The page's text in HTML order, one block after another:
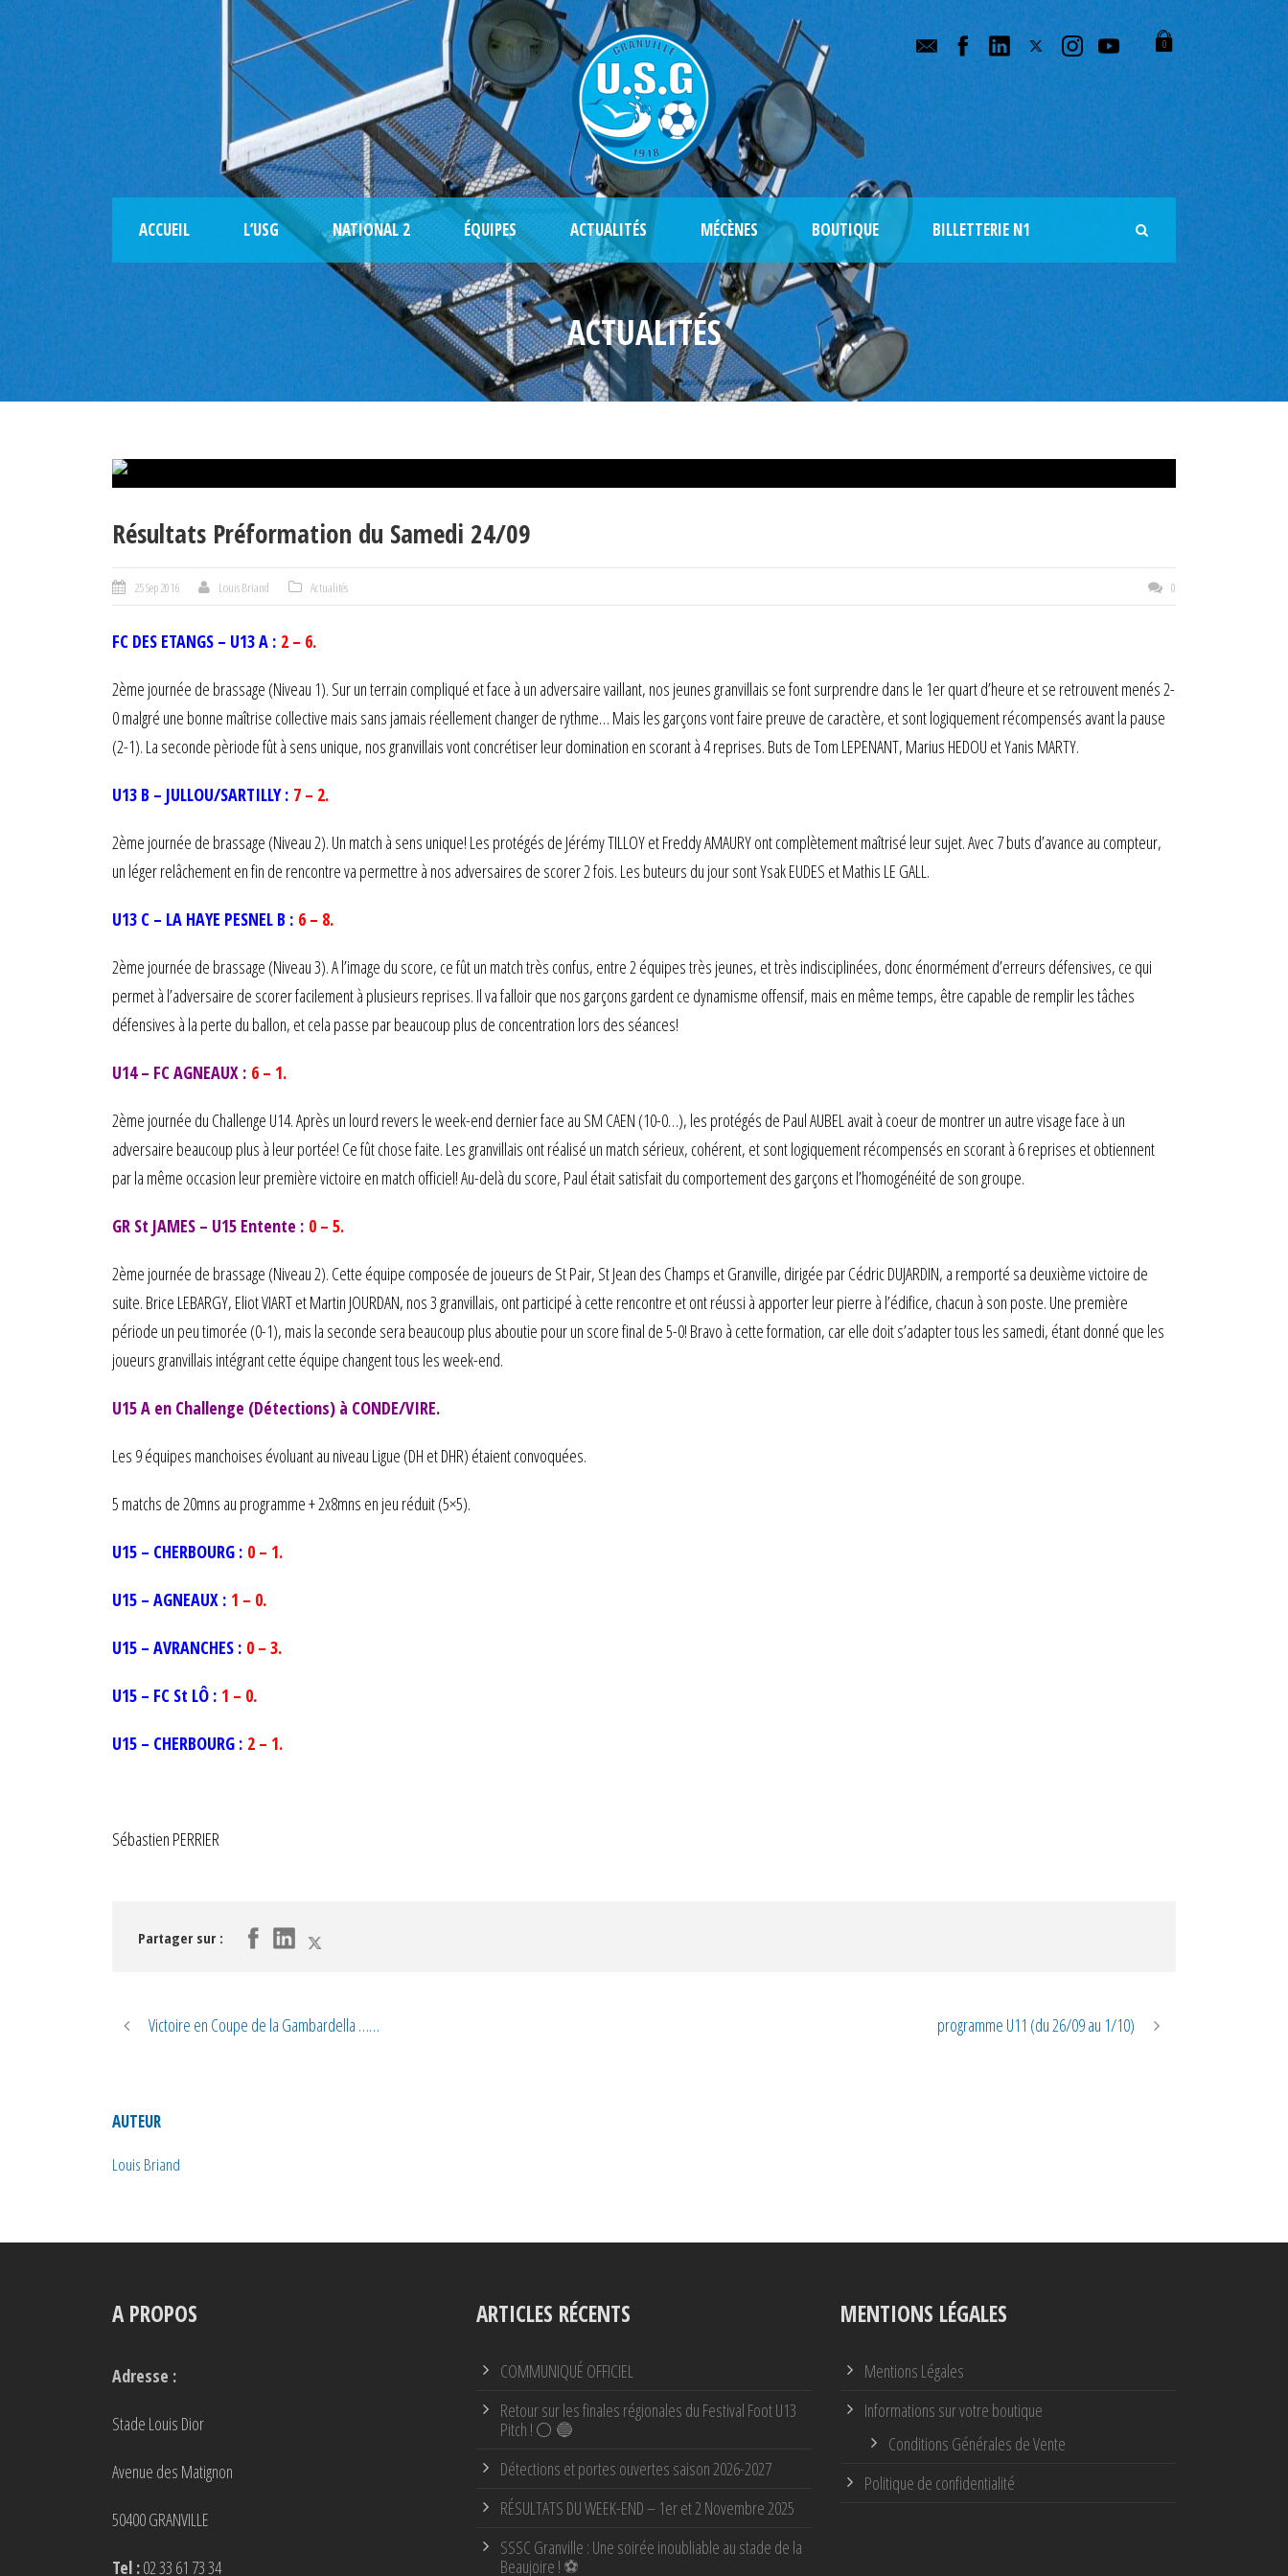
0
ACCUEIL L’USG NATIONAL 2 ÉQUIPES ACTUALITÉS MÉCÈNES BOUTIQUE BILLETTERIE N1
ACTUALITÉS
Résultats Préformation du Samedi 24/09
25 Sep 2016 Louis Briand Actualités 0
FC DES ETANGS – U13 A : 2 – 6.
2ème journée de brassage (Niveau 1). Sur un terrain compliqué et face à un adversaire vaillant, nos jeunes granvillais se font surprendre dans le 1er quart d’heure et se retrouvent menés 2-
0 malgré une bonne maîtrise collective mais sans jamais réellement changer de rythme… Mais les garçons vont faire preuve de caractère, et sont logiquement récompensés avant la pause
(2-1). La seconde pèriode fût à sens unique, nos granvillais vont concrétiser leur domination en scorant à 4 reprises. Buts de Tom LEPENANT, Marius HEDOU et Yanis MARTY.
U13 B – JULLOU/SARTILLY : 7 – 2.
2ème journée de brassage (Niveau 2). Un match à sens unique! Les protégés de Jérémy TILLOY et Freddy AMAURY ont complètement maîtrisé leur sujet. Avec 7 buts d’avance au compteur,
un léger relâchement en fin de rencontre va permettre à nos adversaires de scorer 2 fois. Les buteurs du jour sont Ysak EUDES et Mathis LE GALL.
U13 C – LA HAYE PESNEL B : 6 – 8.
2ème journée de brassage (Niveau 3). A l’image du score, ce fût un match très confus, entre 2 équipes très jeunes, et très indisciplinées, donc énormément d’erreurs défensives, ce qui
permet à l’adversaire de scorer facilement à plusieurs reprises. Il va falloir que nos garçons gardent ce dynamisme offensif, mais en même temps, être capable de remplir les tâches
défensives à la perte du ballon, et cela passe par beaucoup plus de concentration lors des séances!
U14 – FC AGNEAUX : 6 – 1.
2ème journée du Challenge U14. Après un lourd revers le week-end dernier face au SM CAEN (10-0…), les protégés de Paul AUBEL avait à coeur de montrer un autre visage face à un
adversaire beaucoup plus à leur portée! Ce fût chose faite. Les granvillais ont réalisé un match sérieux, cohérent, et sont logiquement récompensés en scorant à 6 reprises et obtiennent
par la même occasion leur première victoire en match officiel! Au-delà du score, Paul était satisfait du comportement des garçons et l’homogénéité de son groupe.
GR St JAMES – U15 Entente : 0 – 5.
2ème journée de brassage (Niveau 2). Cette équipe composée de joueurs de St Pair, St Jean des Champs et Granville, dirigée par Cédric DUJARDIN, a remporté sa deuxième victoire de
suite. Brice LEBARGY, Eliot VIART et Martin JOURDAN, nos 3 granvillais, ont participé à cette rencontre et ont réussi à apporter leur pierre à l’édifice, chacun à son poste. Une première
période un peu timorée (0-1), mais la seconde sera beaucoup plus aboutie pour un score final de 5-0! Bravo à cette formation, car elle doit s’adapter tous les samedi, étant donné que les
joueurs granvillais intégrant cette équipe changent tous les week-end.
U15 A en Challenge (Détections) à CONDE/VIRE.
Les 9 équipes manchoises évoluant au niveau Ligue (DH et DHR) étaient convoquées.
5 matchs de 20mns au programme + 2x8mns en jeu réduit (5×5).
U15 – CHERBOURG : 0 – 1.
U15 – AGNEAUX : 1 – 0.
U15 – AVRANCHES : 0 – 3.
U15 – FC St LÔ : 1 – 0.
U15 – CHERBOURG : 2 – 1.
Sébastien PERRIER
Partager sur :
Victoire en Coupe de la Gambardella …… programme U11 (du 26/09 au 1/10)
AUTEUR
Louis Briand
A PROPOS
Adresse :
Stade Louis Dior
Avenue des Matignon
50400 GRANVILLE
Tel :02 33 61 73 34
ARTICLES RÉCENTS
COMMUNIQUÉ OFFICIEL
Retour sur les finales régionales du Festival Foot U13
Pitch ! ⚪ 🔵
Détections et portes ouvertes saison 2026-2027
RÉSULTATS DU WEEK-END – 1er et 2 Novembre 2025
SSSC Granville : Une soirée inoubliable au stade de la
Beaujoire ! ⚽
MENTIONS LÉGALES
Mentions Légales
Informations sur votre boutique
Conditions Générales de Vente
Politique de confidentialité